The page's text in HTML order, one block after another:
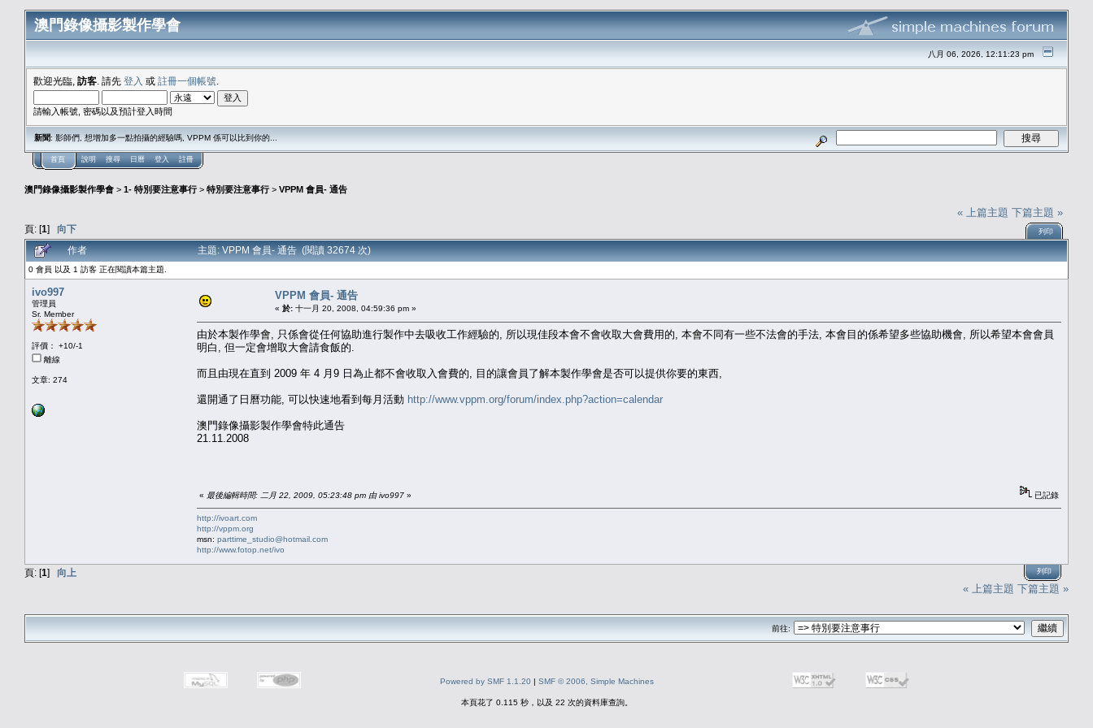
澳門錄像攝影製作學會
八月 06, 2026, 12:11:23 pm
歡迎光臨, 訪客 . 請先 登入 或 註冊一個帳號
請輸入帳號, 密碼以及預計登入時間
新聞: 影師們, 想增加多一點拍攝的經驗嗎, VPPM 係可以比到你的...
首頁 說明 搜尋 日曆 登入 註冊
澳門錄像攝影製作學會 > 1- 特別要注意事行 > 特別要注意事行 > VPPM 會員- 通告
頁: [1] 向下
« 上篇主題 下篇主題 »
列印
作者 主題: VPPM 會員- 通告 (閱讀 32674 次)
0 會員 以及 1 訪客 正在閱讀本篇主題.
ivo997
管理員
Sr. Member
評價： +10/-1
離線
文章: 274
VPPM 會員- 通告
« 於: 十一月 20, 2008, 04:59:36 pm »
由於本製作學會, 只係會從任何協助進行製作中去吸收工作經驗的, 所以現佳段本會不會收取大會費用的, 本會不同有一些不法會的手法, 本會目的係希望多些協助機會, 所以希望本會會員
明白, 但一定會增取大會請食飯的.
而且由現在直到 2009 年 4 月9 日為止都不會收取入會費的, 目的讓會員了解本製作學會是否可以提供你要的東西,
還開通了日曆功能, 可以快速地看到每月活動 http://www.vppm.org/forum/index.php?action=calendar
澳門錄像攝影製作學會特此通告
21.11.2008
« 最後編輯時間: 二月 22, 2009, 05:23:48 pm 由 ivo997 » 已記錄
http://ivoart.com
http://vppm.org
msn: parttime_studio@hotmail.com
http://www.fotop.net/ivo
頁: [1] 向上 列印
« 上篇主題 下篇主題 »
前往:
Powered by SMF 1.1.20| SMF © 2006, Simple Machines
本頁花了 0.115 秒，以及 22 次的資料庫查詢。